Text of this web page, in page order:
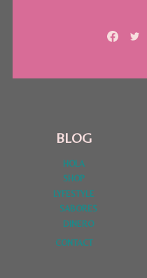
BLOG
HOLA
SHOP
LYFESTYLE
SABORES
DINERO
CONTACT